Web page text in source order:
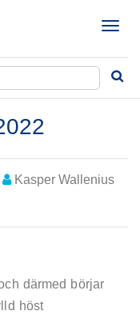
T
g
l
i
Kasper Wallenius
därmed börjar
höst